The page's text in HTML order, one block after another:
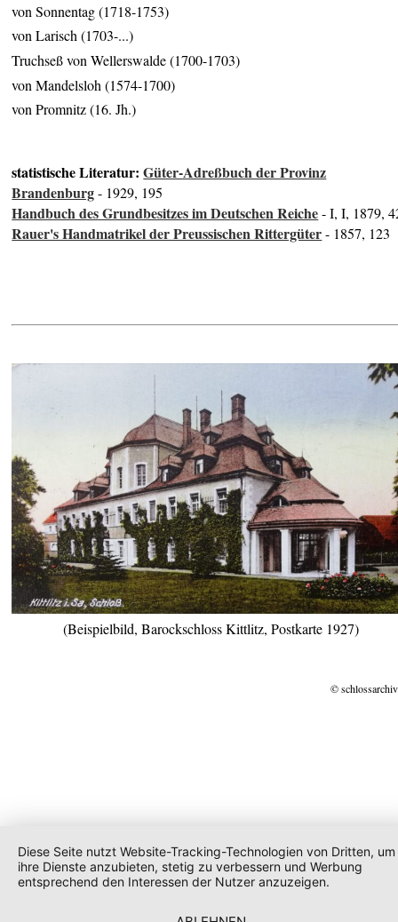
von Sonnentag (1718-1753)
von Larisch (1703-...)
Truchseß von Wellerswalde (1700-1703)
von Mandelsloh (1574-1700)
von Promnitz (16. Jh.)
statistische Literatur:Güter-Adreßbuch der Provinz
Brandenburg- 1929, 195
Handbuch des Grundbesitzes im Deutschen Reiche- I, I, 1879,
Rauer's Handmatrikel der Preussischen Rittergüter- 1857, 123
(Beispielbild, Barockschloss Kittlitz, Postkarte 1927)
©
Diese Seite nutzt Website-Tracking-Technologien von Dritten, um
ihre Dienste anzubieten, stetig zu verbessern und Werbung
entsprechend den Interessen der Nutzer anzuzeigen.